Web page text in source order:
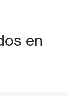
en